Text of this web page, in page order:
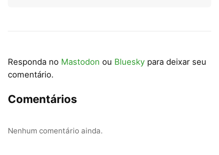
Responda no Mastodon ou Bluesky para deixar seu
comentário.
Comentários
Nenhum comentário ainda.